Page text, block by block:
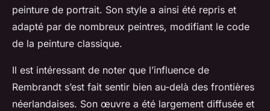
peinture de portrait. Son style a ainsi été repris et
adapté par de nombreux peintres, modifiant le code
de la peinture classique.
Il est intéressant de noter que l’influence de
Rembrandt s’est fait sentir bien au-delà des frontières
néerlandaises. Son œuvre a été largement diffusée et